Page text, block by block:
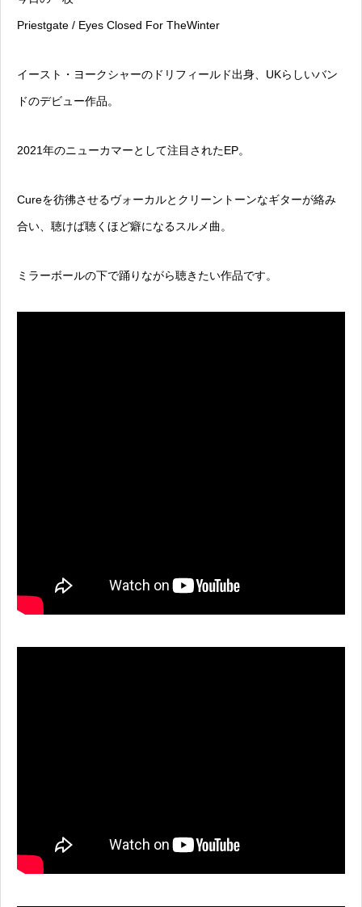
Priestgate / Eyes Closed For TheWinter
イースト・ヨークシャーのドリフィールド出身、UKらしいバン
ドのデビュー作品。
2021年のニューカマーとして注目されたEP。
Cureを彷彿させるヴォーカルとクリーントーンなギターが絡み
合い、聴けば聴くほど癖になるスルメ曲。
ミラーボールの下で踊りながら聴きたい作品です。